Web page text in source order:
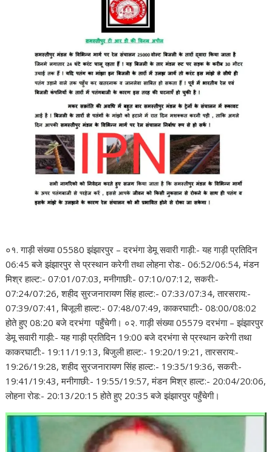
०१. गाड़ी संख्या 05580 झंझारपुर – दरभंगा डेमू सवारी गाड़ी:- यह गाड़ी प्रतिदिन
06:45 बजे झंझारपुर से प्रस्थान करेगी तथा लोहना रोड:- 06:52/06:54, मंडन
मिश्र हाल्ट:- 07:01/07:03, मनीगाछी:- 07:10/07:12, सकरी:-
07:24/07:26, शहीद सुरजनारायण सिंह हाल्ट:- 07:33/07:34, तारसराय:-
07:39/07:41, बिजूली हाल्ट:- 07:48/07:49, काकरघाटी:- 08:00/08:02
होते हुए 08:20 बजे दरभंगा पहुँचेगी। ०२. गाड़ी संख्या 05579 दरभंगा – झंझारपुर
डेमू सवारी गाड़ी:- यह गाड़ी प्रतिदिन 19:00 बजे दरभंगा से प्रस्थान करेगी तथा
काकरघाटी:- 19:11/19:13, बिजुली हाल्ट:- 19:20/19:21, तारसराय:-
19:26/19:28, शहीद सुरजनारायण सिंह हाल्ट:- 19:35/19:36, सकरी:-
19:41/19:43, मनीगाछी:- 19:55/19:57, मंडन मिश्र हाल्ट:- 20:04/20:06,
लोहना रोड:- 20:13/20:15 होते हुए 20:35 बजे झंझारपुर पहुँचेगी।